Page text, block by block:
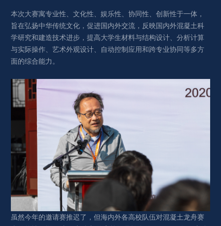
本次大赛寓专业性、文化性、娱乐性、协同性、创新性于一体，
旨在弘扬中华传统文化，促进国内外交流，反映国内外混凝土科
学研究和建造技术进步，提高大学生材料与结构设计、分析计算
与实际操作、艺术外观设计、自动控制应用和跨专业协同等多方
面的综合能力。
虽然今年的邀请赛推迟了，但海内外各高校队伍对混凝土龙舟赛